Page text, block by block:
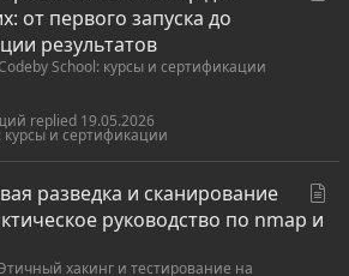
от первого запуска до
результатов
Codeby School: курсы и сертификации
курсы и сертификации
19.05.2026
разведка и сканирование
руководство по nmap и
хакинг и тестирование на